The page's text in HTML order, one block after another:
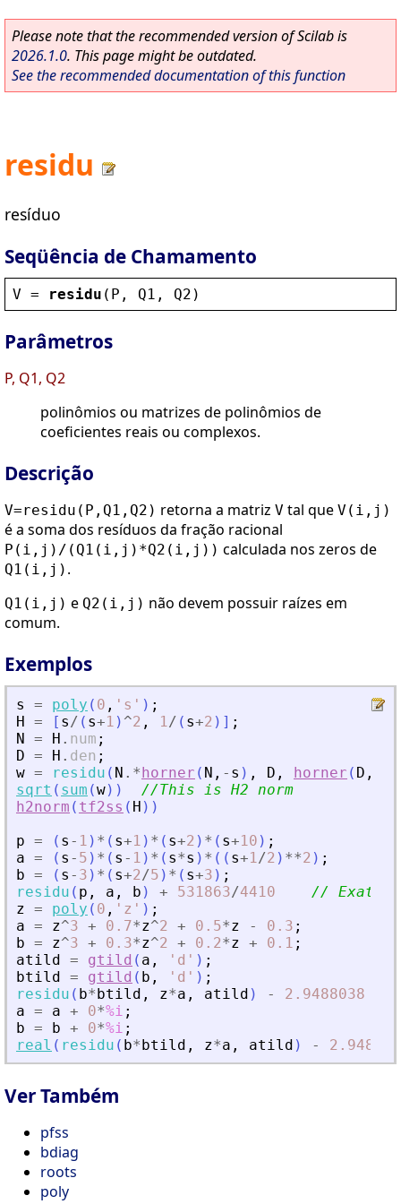
Please note that the recommended version of Scilab is
2026.1.0. This page might be outdated.
See the recommended documentation of this function
residu
resíduo
Seqüência de Chamamento
V = residu ( P , Q1 , Q2 )
Parâmetros
P, Q1, Q2
polinômios ou matrizes de polinômios de
coeficientes reais ou complexos.
Descrição
V=residu(P,Q1,Q2) retorna a matriz V tal que V(i,j)
é a soma dos resíduos da fração racional
P(i,j)/(Q1(i,j)*Q2(i,j)) calculada nos zeros de
Q1(i,j) .
Q1(i,j) e Q2(i,j) não devem possuir raízes em
comum.
Exemplos
s = poly ( 0 , ' s ' ) ;
H = [ s/ ( s+1 ) ^2 , 1/ ( s+2 ) ] ;
N = H . num ;
D = H . den ;
w = residu ( N .*horner ( N , - s ) , D , horner ( D ,
sqrt ( sum (w) )
//This is H2 norm
h2norm ( tf2ss ( H ) )
p = ( s - 1 ) * ( s+1 ) * ( s+2 ) * ( s+10 ) ;
a = ( s - 5 ) * ( s - 1 ) * ( s*s ) * ( ( s+1/2 ) **2 ) ;
b = ( s - 3 ) * ( s+2/5 ) * ( s+3 ) ;
residu ( p , a , b ) + 531863/4410
// Exato
z = poly ( 0 , ' z ' ) ;
a = z^3 + 0.7*z^2 + 0.5*z - 0.3 ;
b = z^3 + 0.3*z^2 + 0.2*z + 0.1 ;
atild = gtild ( a , ' d ' ) ;
btild = gtild ( b , ' d ' ) ;
residu ( b*btild , z*a , atild ) - 2.9488038
a = a + 0*%i ;
b = b + 0*%i ;
real ( residu ( b*btild , z*a , atild ) -
Ver Também
pfss
bdiag
roots
poly